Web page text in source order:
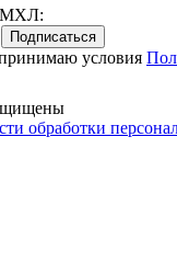
МХЛ:
Подписаться
условия
обработки